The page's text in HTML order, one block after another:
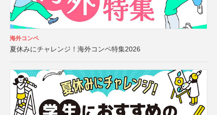
海外コンペ
夏休みにチャレンジ！海外コンペ特集2026